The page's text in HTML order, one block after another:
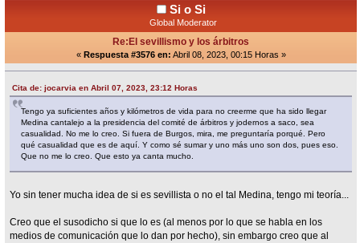
Si o Si
Global Moderator
Re:El sevillismo y los árbitros
« Respuesta #3576 en: Abril 08, 2023, 00:15 Horas »
Cita de: jocarvia en Abril 07, 2023, 23:12 Horas
Tengo ya suficientes años y kilómetros de vida para no creerme que ha sido llegar
Medina cantalejo a la presidencia del comité de árbitros y jodernos a saco, sea
casualidad. No me lo creo. Si fuera de Burgos, mira, me preguntaría porqué. Pero
qué casualidad que es de aquí. Y como sé sumar y uno más uno son dos, pues eso.
Que no me lo creo. Que esto ya canta mucho.
Yo sin tener mucha idea de si es sevillista o no el tal Medina, tengo mi teoría...
Creo que el susodicho si que lo es (al menos por lo que se habla en los
medios de comunicación que lo dan por hecho), sin embargo creo que al